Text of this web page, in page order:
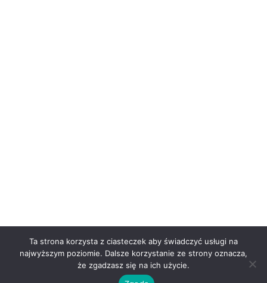
Ta strona korzysta z ciasteczek aby świadczyć usługi na
najwyższym poziomie. Dalsze korzystanie ze strony oznacza,
że zgadzasz się na ich użycie.